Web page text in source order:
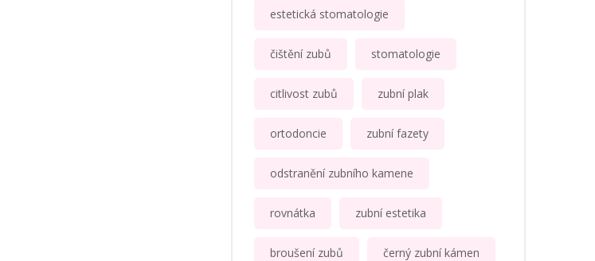
estetická stomatologie
čištění zubů stomatologie
citlivost zubů zubní plak
ortodoncie zubní fazety
odstranění zubního kamene
rovnátka zubní estetika
broušení zubů černý zubní kámen